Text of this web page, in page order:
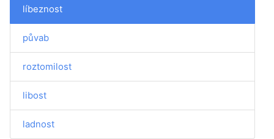
líbeznost
půvab
roztomilost
libost
ladnost